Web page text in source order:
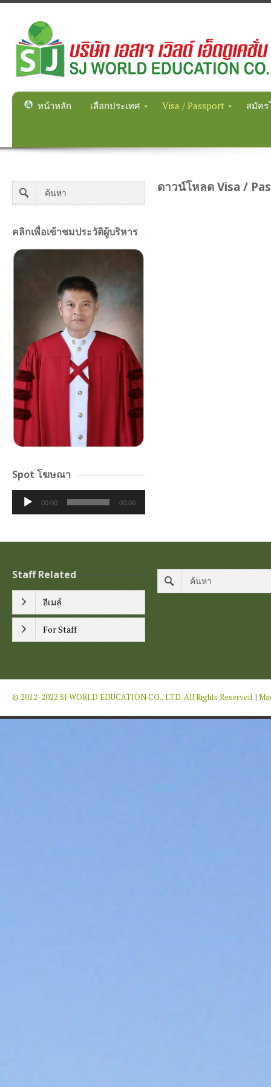
หน้าหลัก เลือกประเทศ Visa / Passport สมัคร
ดาวน์โหลด Visa /
คลิกเพื่อเข้าชมประวัติผู้บริหาร
Spot โฆษณา
Audio
Player
00:00 00:00
Staff Related
อีเมล์
For Staff
© 2012-2022 SJ WORLD EDUCATION CO., LTD. All Rights Reserved.|